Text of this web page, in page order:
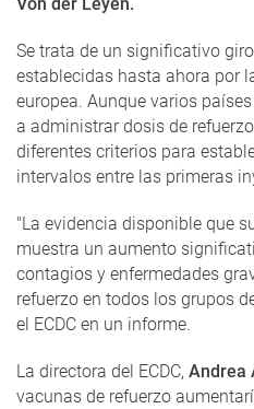
Se trata de un significativo
establecidas hasta ahora por
europea. Aunque varios
a administrar dosis de
diferentes criterios para
intervalos entre las primeras
"La evidencia disponible que
muestra un aumento
contagios y enfermedades
refuerzo en todos los grupos
el ECDC en un informe.
La directora del ECDC, Andrea
vacunas de refuerzo